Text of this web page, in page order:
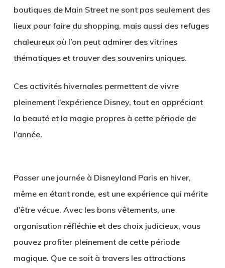
boutiques de Main Streetne sont pas seulement des
lieux pour faire du shopping, mais aussi des refuges
chaleureux où l’on peut admirer des vitrines
thématiques et trouver des souvenirs uniques.
Ces activités hivernales permettent de vivre
pleinement l’expérience Disney, tout en appréciant
la beauté et la magie propres à cette période de
l’année.
Passer une journée à Disneyland Paris en hiver,
même en étant ronde, est une expérience qui mérite
d’être vécue. Avec les bons vêtements, une
organisation réfléchie et des choix judicieux, vous
pouvez profiter pleinement de cette période
magique. Que ce soit à travers les attractions